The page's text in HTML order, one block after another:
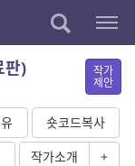
판) 작가
제안
숏코드복사
작가소개 +